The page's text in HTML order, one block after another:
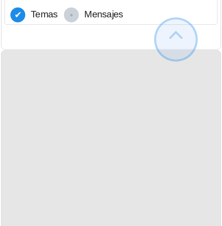
Temas
Mensajes